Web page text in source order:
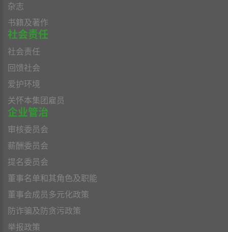
杂志
书籍及著作
社会责任
社会责任
回馈社会
爱护环境
关怀本集团雇员
企业管治
审核委员会
薪酬委员会
提名委员会
董事名单和其角色及职能
董事会成员多元化政策
防诈骗及防贪污政策
举报政策